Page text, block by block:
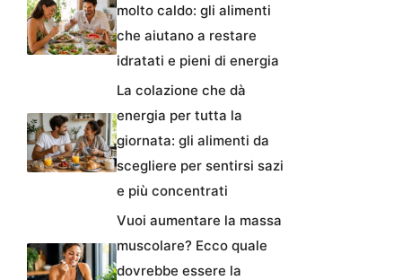
molto caldo: gli alimenti
che aiutano a restare
idratati e pieni di energia
La colazione che dà
energia per tutta la
giornata: gli alimenti da
scegliere per sentirsi sazi
e più concentrati
Vuoi aumentare la massa
muscolare? Ecco quale
dovrebbe essere la